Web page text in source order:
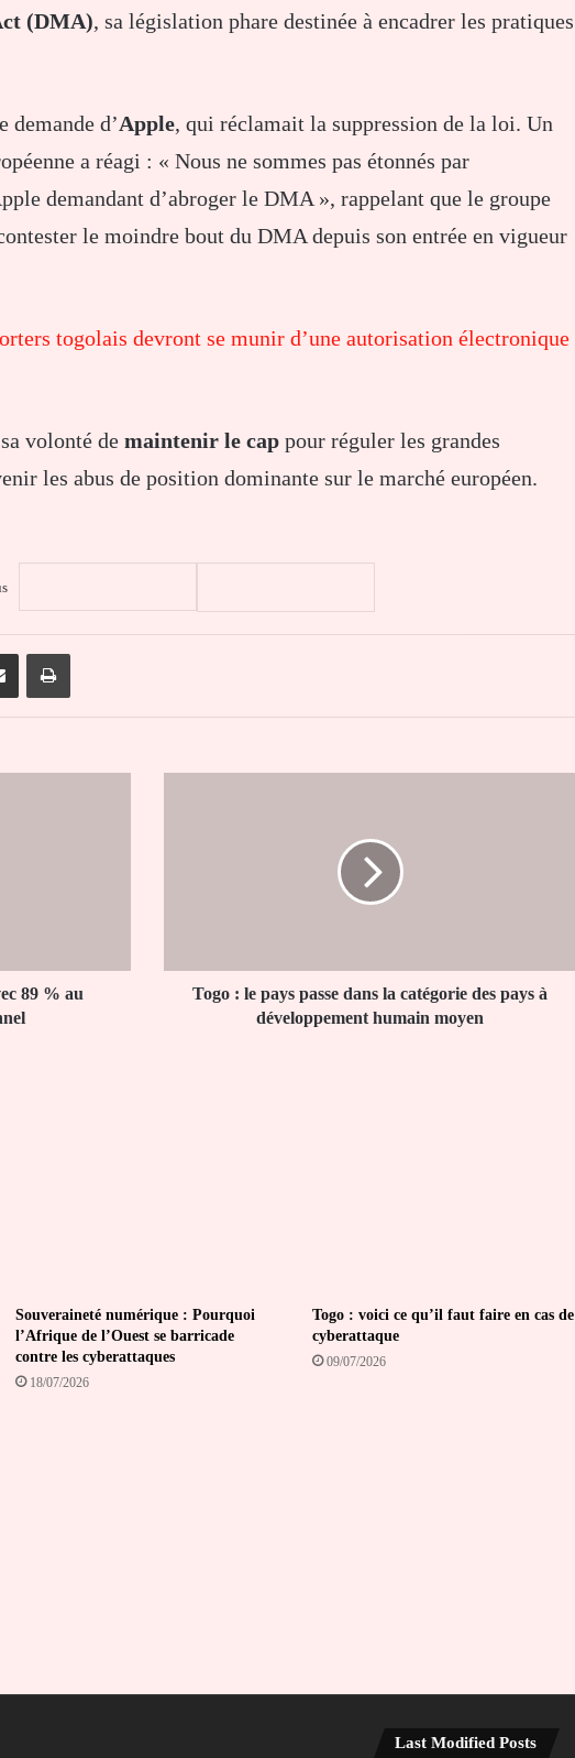
(DMA), sa législation phare destinée à encadrer les pratiques
demande d’Apple, qui réclamait la suppression de la loi. Un
a réagi : « Nous ne sommes pas étonnés par
demandant d’abroger le DMA », rappelant que le groupe
le moindre bout du DMA depuis son entrée en vigueur
togolais devront se munir d’une autorisation électronique
volonté de maintenir le cap pour réguler les grandes
les abus de position dominante sur le marché européen.
Partager par email Imprimer
89 % au
des
Togo : le pays passe dans la catégorie des pays à
développement humain moyen
Souveraineté numérique : Pourquoi
l’Afrique de l’Ouest se barricade
contre les cyberattaques
18/07/2026
Togo : voici ce qu’il faut faire en cas de
cyberattaque
09/07/2026
Last Modified Posts